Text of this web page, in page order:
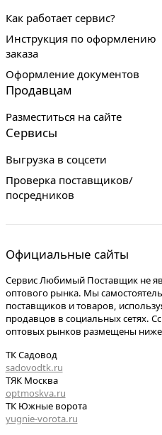
Как работает сервис?
Инструкция по оформлению
заказа
Оформление документов
Продавцам
Разместиться на сайте
Сервисы
Выгрузка в соцсети
Проверка поставщиков/
посредников
Официальные сайты
Сервис Любимый Поставщик не
оптового рынка. Мы
поставщиков и товаров,
продавцов в социальных сетях.
оптовых рынков размещены
ТК Садовод
sadovodtk.ru
ТЯК Москва
optmoskva.ru
ТК Южные ворота
yugnie-vorota.ru